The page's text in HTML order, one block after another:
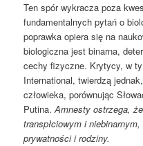
Ten spór wykracza poza
fundamentalnych pytań o
poprawka opiera się na
biologiczna jest binarna,
cechy fizyczne. Krytycy, w
International, twierdzą
człowieka, porównując
Putina.Amnesty ostrzega,
transpłciowym i
prywatności i rodziny.